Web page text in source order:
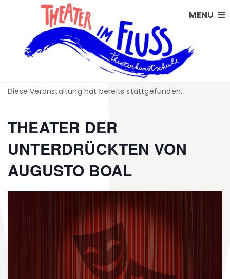
MENU
Diese Veranstaltung hat bereits stattgefunden.
THEATER DER
UNTERDRÜCKTEN VON
AUGUSTO BOAL